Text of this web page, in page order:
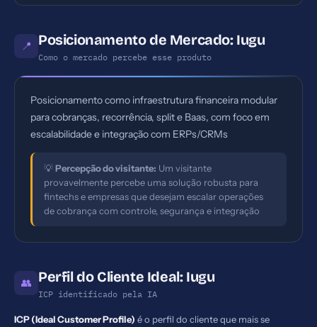
📍 Posicionamento de Mercado: Iugu
Como o mercado percebe esse produto
Posicionamento como infraestrutura financeira modular
para cobranças, recorrência, split e Baas, com foco em
escalabilidade e integração com ERPs/CRMs
💡Percepção do visitante: Um visitante
provavelmente percebe uma solução robusta para
fintechs e empresas que desejam escalar operações
de cobrança com controle, segurança e integração
👥 Perfil do Cliente Ideal: Iugu
ICP identificado pela IA
ICP (Ideal Customer Profile) é o perfil do cliente que mais se